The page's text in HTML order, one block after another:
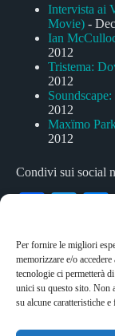
Per fornire le migliori
memorizzare e/o
tecnologie ci permetterà
unici su questo sito. Non
su alcune caratteristiche
Intervista ai
Movie) -
Ian
2012
Tristema:
2012
2012
Maxïmo
2012
Condivi sui social
bo
ok
tte
r
Tag
#Frei #pop